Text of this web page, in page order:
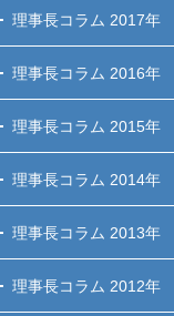
理事長コラム 2017年
理事長コラム 2016年
理事長コラム 2015年
理事長コラム 2014年
理事長コラム 2013年
理事長コラム 2012年